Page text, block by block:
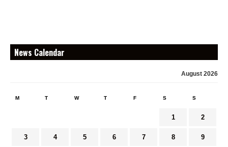
News Calendar
August 2026
M T W T F S S
1 2
3 4 5 6 7 8 9